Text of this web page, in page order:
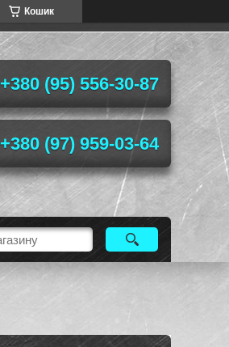
Кошик
+380 (95) 556-30-87
+380 (97) 959-03-64